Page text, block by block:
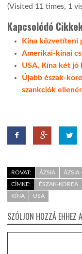
(Visited 11 times, 1
Kapcsolódó
Kína közvetíteni
Amerikai-kínai
USA, Kína két jó
Újabb észak-
szankciók
ROVAT: ÁZSIA
ÁZSIA
CÍMKE:
ÉSZAK-KOREA
KÍNA
USA
SZÓLJON HOZZÁ EHHEZ